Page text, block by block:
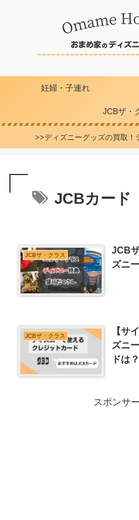
妊婦・子連れ
JCBザ・
>>ディズニーグッズの買取！
JCBカード
JCBザ・クラス
JCB
ズニ
JCBザ・クラス
【サ
ズニ
ドは
スポンサ